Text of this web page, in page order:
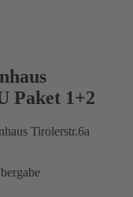
Paket 1+2
Tirolerstr.6a